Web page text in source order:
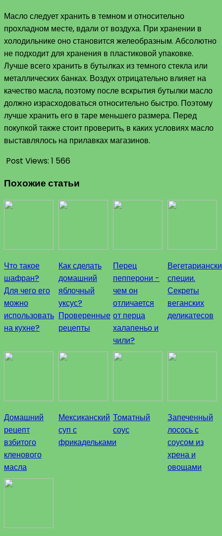
Масло следует хранить в темном и относительно
прохладном месте, вдали от воздуха. При хранении в
холодильнике оно становится желеобразным. Абсолютно
не подходит для хранения в пластиковой упаковке.
Лучше всего хранить в бутылках из темного стекла или
металлических банках. Воздух отрицательно влияет на
качество масла, поэтому после вскрытия бутылки масло
должно израсходоваться относительно быстро. Поэтому
лучше хранить его в таре меньшего размера. Перед
покупкой также стоит проверить, в каких условиях масло
выставлялось на прилавках магазинов.
Post Views: 1 566
Похожие статьи
Что такое
шафран?
Для чего его
можно
использовать
на кухне?
Как сделать
домашний
яблочный
уксус?
Проверенные
рецепты
Перец
пепперони -
чем он
отличается
от перца
халапеньо и
чили?
специи.
Секреты
веганских
деликатесов
Домашний
рецепт
взбитого
кленового
масла
Мексиканский
суп с
фрикадельками
Томатный
соус
Запеченный
лосось с
соусом из
хрена и
овощами